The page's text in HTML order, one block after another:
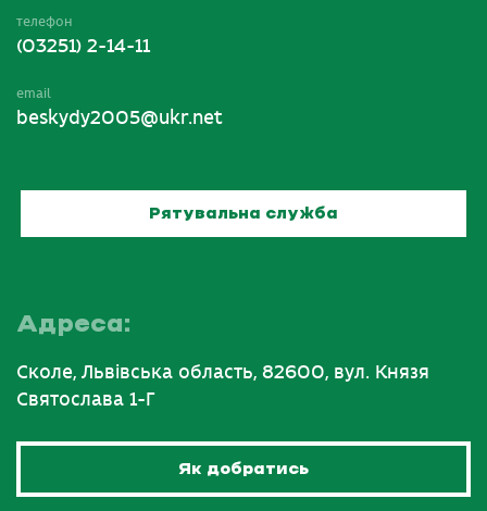
телефон
(03251) 2-14-11
email
beskydy2005@ukr.net
Рятувальна служба
Адреса:
Сколе, Львівська область, 82600, вул. Князя
Святослава 1-Г
Як добратись